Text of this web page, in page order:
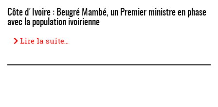
Côte d'Ivoire : Beugré Mambé, un Premier ministre en phase
avec la population ivoirienne
Lire la suite...